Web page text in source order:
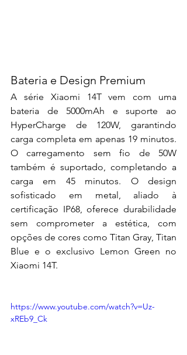
Bateria e Design Premium
A série Xiaomi 14T vem com uma
bateria de 5000mAh e suporte ao
HyperCharge de 120W, garantindo
carga completa em apenas 19 minutos.
O carregamento sem fio de 50W
também é suportado, completando a
carga em 45 minutos. O design
sofisticado em metal, aliado à
certificação IP68, oferece durabilidade
sem comprometer a estética, com
opções de cores como Titan Gray, Titan
Blue e o exclusivo Lemon Green no
Xiaomi 14T.
https://www.youtube.com/watch?v=Uz-
xREb9_Ck